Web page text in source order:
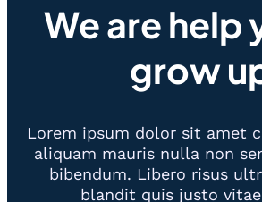
We are help
grow
Lorem ipsum dolor sit amet
aliquam mauris nulla non
bibendum. Libero risus
blandit quis justo